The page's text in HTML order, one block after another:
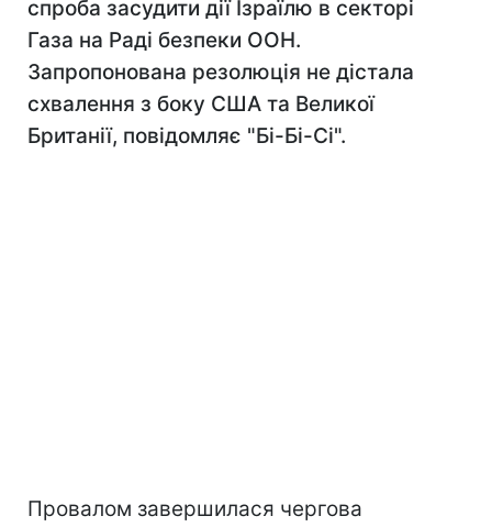
спроба засудити дії Ізраїлю в секторі
Газа на Раді безпеки ООН.
Запропонована резолюція не дістала
схвалення з боку США та Великої
Британії, повідомляє "Бі-Бі-Сі".
Провалом завершилася чергова